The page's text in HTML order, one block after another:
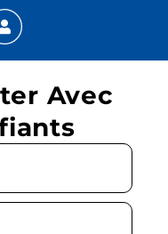
Avec